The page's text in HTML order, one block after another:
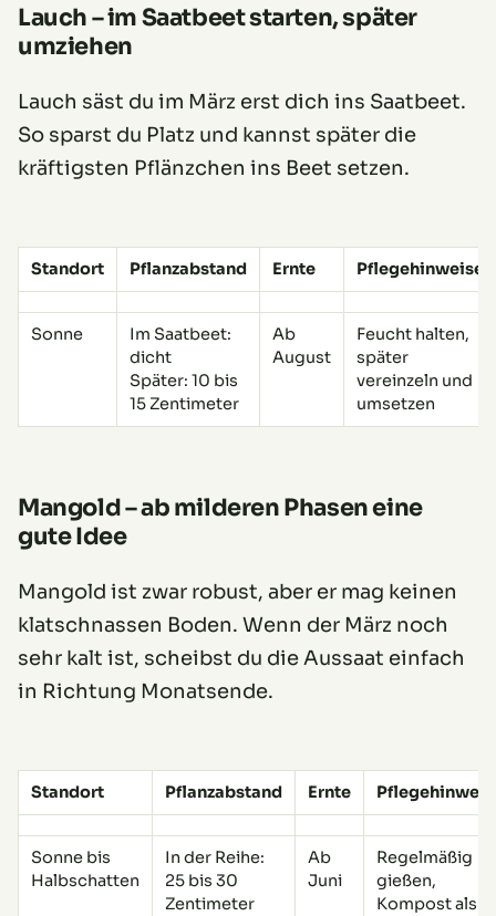
Lauch – im Saatbeet starten, später
umziehen
Lauch säst du im März erst dich ins Saatbeet.
So sparst du Platz und kannst später die
kräftigsten Pflänzchen ins Beet setzen.
Standort Pflanzabstand Ernte Pflegehinweise
Sonne
Im Saatbeet:
dicht
Später: 10 bis
15 Zentimeter
Ab
August
Feucht halten,
später
vereinzeln und
umsetzen
Mangold – ab milderen Phasen eine
gute Idee
Mangold ist zwar robust, aber er mag keinen
klatschnassen Boden. Wenn der März noch
sehr kalt ist, scheibst du die Aussaat einfach
in Richtung Monatsende.
Standort Pflanzabstand Ernte
Sonne bis
Halbschatten
In der Reihe:
25 bis 30
Zentimeter
Ab
Juni
Regelmäßig
gießen,
Kompost als